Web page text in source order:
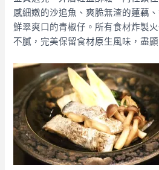
感細嫩的沙追魚、爽脆無渣的蓮藕
鮮翠爽口的青椒仔。所有食材炸製
不膩，完美保留食材原生風味，盡